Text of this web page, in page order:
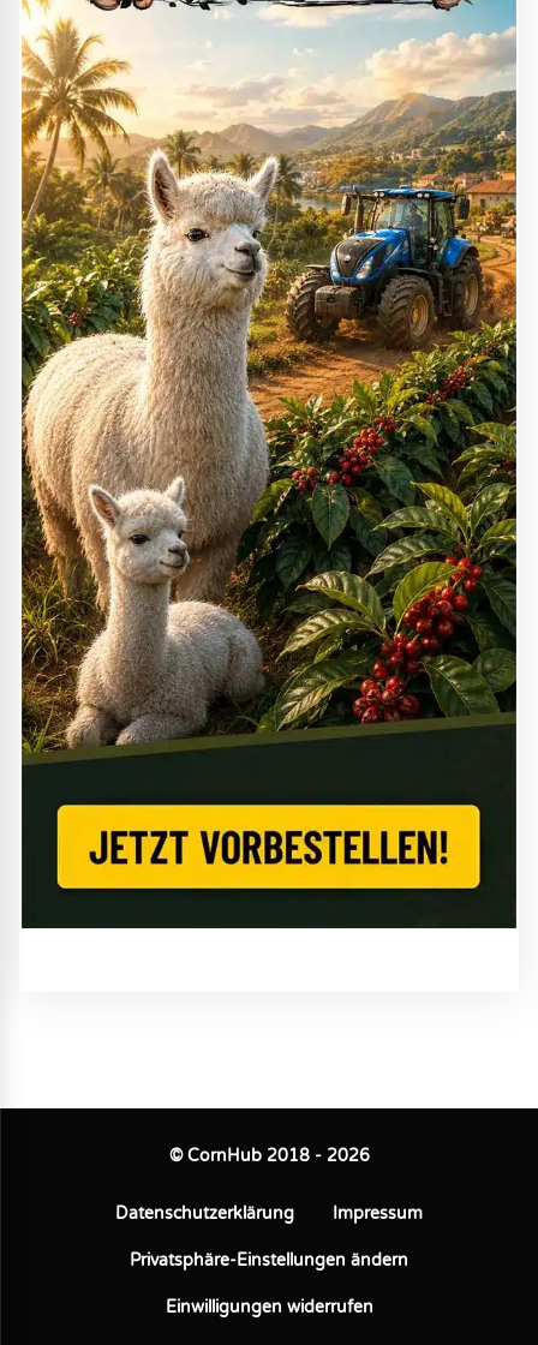
© CornHub 2018 - 2026
Datenschutzerklärung Impressum
Privatsphäre-Einstellungen ändern
Einwilligungen widerrufen